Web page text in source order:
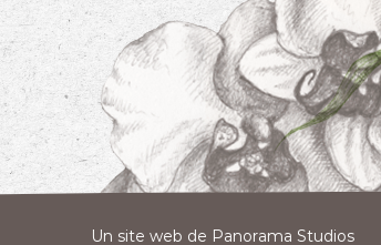
Un site web de Panorama Studios